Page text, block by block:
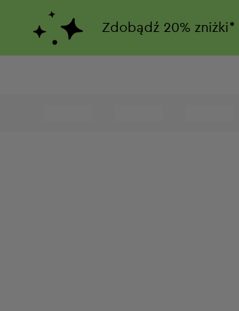
Zdobądź 20% zniżki*